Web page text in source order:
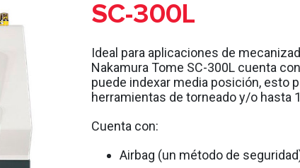
SC-300L
Ideal para aplicaciones de
Nakamura Tome SC-300L cuenta
puede indexar media posición, esto
herramientas de torneado y/o hasta
Cuenta con:
Airbag (un método de